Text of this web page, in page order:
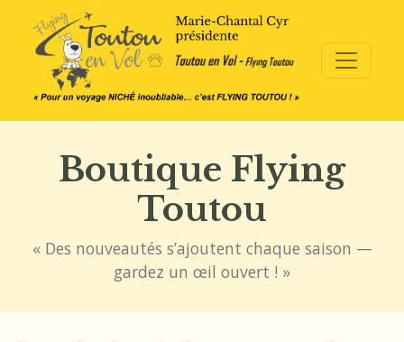
Boutique Flying
Toutou
« Des nouveautés s’ajoutent chaque saison —
gardez un œil ouvert ! »